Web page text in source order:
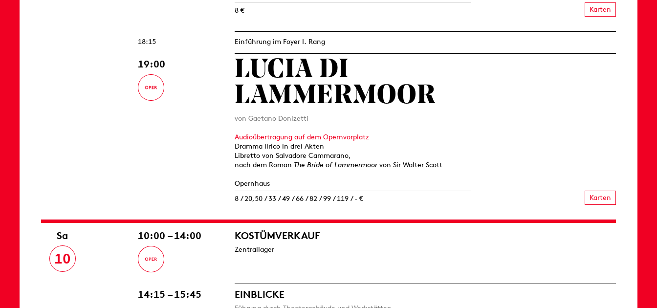
8 €
Karten
18:15 Einführung im Foyer I. Rang
19:00
LUCIA DI
LAMMERMOOR
von Gaetano Donizetti
Audioübertragung auf dem Opernvorplatz
Dramma lirico in drei Akten
Libretto von Salvadore Cammarano,
nach dem Roman The Bride of Lammermoorvon Sir Walter Scott
Opernhaus
8 / 20,50 / 33 / 49 / 66 / 82 / 99 / 119 / - €
Karten
Sa
10
10:00 – 14:00 KOSTÜMVERKAUF
Zentrallager
14:15 – 15:45 EINBLICKE